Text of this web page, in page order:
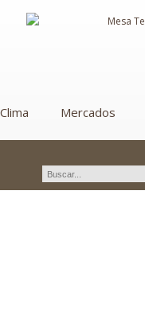
Clima Mercados